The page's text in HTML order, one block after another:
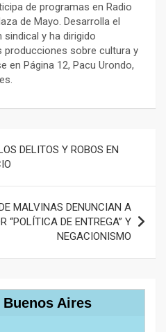
de programas en Radio
de Mayo. Desarrolla el
y ha dirigido
producciones sobre cultura y
en Página 12, Pacu Urondo,
DELITOS Y ROBOS EN
MALVINAS DENUNCIAN A
“POLÍTICA DE ENTREGA” Y
NEGACIONISMO
Aires